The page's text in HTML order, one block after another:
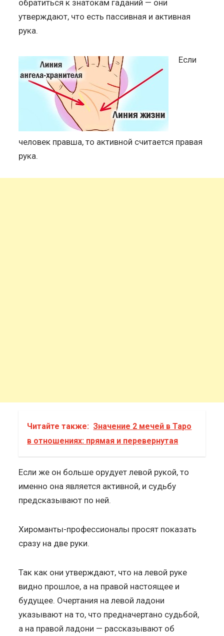
обратиться к знатокам гаданий — они
утверждают, что есть пассивная и активная
рука.
Если
человек правша, то активной считается правая
рука.
Читайте также: Значение 2 мечей в Таро
в отношениях: прямая и перевернутая
Если же он больше орудует левой рукой, то
именно она является активной, и судьбу
предсказывают по ней.
Хироманты-профессионалы просят показать
сразу на две руки.
Так как они утверждают, что на левой руке
видно прошлое, а на правой настоящее и
будущее. Очертания на левой ладони
указывают на то, что предначертано судьбой,
а на правой ладони — рассказывают об